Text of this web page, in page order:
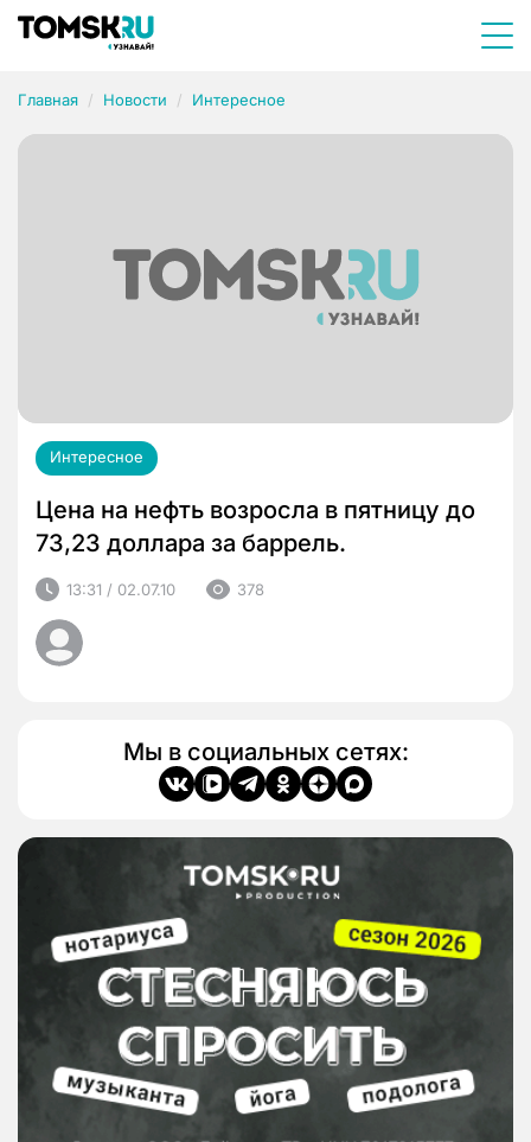
Главная Новости Интересное
Интересное
Цена на нефть возросла в пятницу до
73,23 доллара за баррель.
13:31 / 02.07.10 378
Мы в социальных сетях: